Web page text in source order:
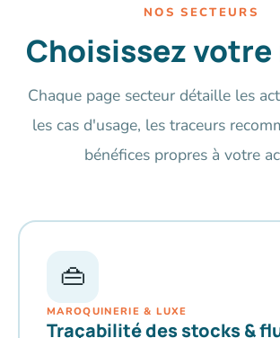
NOS SECTEURS
Choisissez
Chaque page secteur détaille les
les cas d'usage, les traceurs
bénéfices propres à votre
👜
MAROQUINERIE & LUXE
Traçabilité des stocks &